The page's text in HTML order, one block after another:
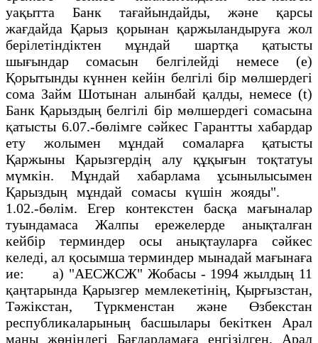
уақытта Банк тағайындайды, және қарсы
жағдайда Қарыз қорынан қаржыландыруға жол
берiлетiндiктен мұндай шартқа қатысты
шығындар сомасын белгiлейдi немесе (е)
Қорытынды күннен кейiн белгiлi бiр мөлшердегi
сома Займ Шотынан алынбай қалды, немесе (t)
Банк Қарыздың белгiлi бiр мөлшердегi сомасына
қатысты 6.07.-бөлiмге сәйкес Гарантты хабардар
ету жолымен мұндай сомаларға қатысты
Қаржыны Қарызгердiң алу құқығын тоқтатуы
мүмкiн. Мұндай хабарлама ұсынылысымен
Қарыздың мұндай сомасы күшiн жояды".
1.02.-бөлiм. Егер контекстен басқа мағыналар
туындамаса Жалпы ережелерде анықталған
кейбiр терминдер осы анықтауларға сәйкес
келедi, ал қосымша терминдер мынадай мағынаға
ие: а) "АЕСЖСЖ" Жобасы - 1994 жылдың 11
қаңтарында Қарызгер мемлекетiнiң, Қырғызстан,
Тәжiкстан, Түркменстан және Өзбекстан
республикаларының басшылары бекiткен Арал
маңы жөнiндегi Бағдарламаға енгiзiлген, Арал